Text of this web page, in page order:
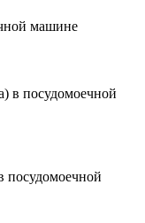
машине
в посудомоечной
посудомоечной